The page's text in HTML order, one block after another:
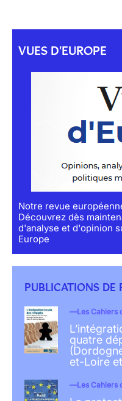
VUES D'EUROPE
Notre revue
Découvrez dès
d'analyse et d'opinion
Europe
PUBLICATIONS DE
Les Cahiers
quatre
et-Loire
Les Cahiers